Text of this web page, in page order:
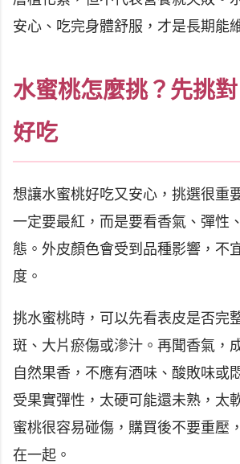
安心、吃完身體舒服，才是長期能
水蜜桃怎麼挑？先挑
好吃
想讓水蜜桃好吃又安心，挑選很重
一定要最紅，而是要看香氣、彈性
態。外皮顏色會受到品種影響，不
度。
挑水蜜桃時，可以先看表皮是否完
斑、大片瘀傷或滲汁。再聞香氣，
自然果香，不應有酒味、酸敗味或
受果實彈性，太硬可能還未熟，太
蜜桃很容易碰傷，購買後不要重壓
在一起。